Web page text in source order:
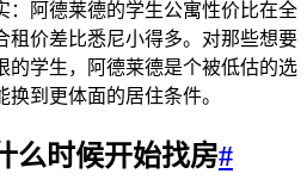
：阿德莱德的学生公寓性价比在全
租价差比悉尼小得多。对那些想要
的学生，阿德莱德是个被低估的选
到更体面的居住条件。
么时候开始找房#